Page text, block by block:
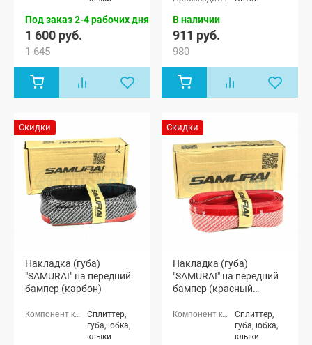
Под заказ 2-4 рабочих дня
1 600 руб.
1 645
В наличии
911 руб.
980
Скидки
Накладка (губа)
"SAMURAI" на передний
бампер (карбон)
Сплиттер,
губа, юбка,
клыки
Скидки
Накладка (губа)
"SAMURAI" на передний
бампер (красный
Сплиттер,
губа, юбка,
клыки